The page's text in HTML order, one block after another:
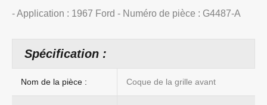
- Application : 1967 Ford - Numéro de pièce : G4487-A
Spécification :
Nom de la pièce : Coque de la grille avant